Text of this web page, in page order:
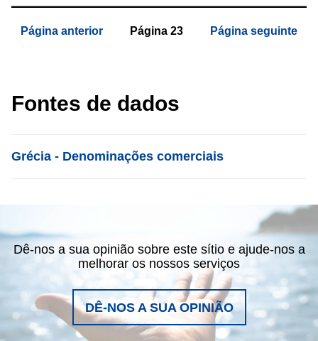
Página anterior Página 23 Página seguinte
Fontes de dados
List item
Grécia - Denominações comerciais
Dê-nos a sua opinião sobre este sítio e ajude-nos a
melhorar os nossos serviços
DÊ-NOS A SUA OPINIÃO